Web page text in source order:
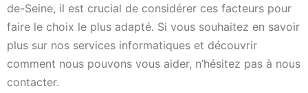
de-Seine, il est crucial de considérer ces facteurs pour
faire le choix le plus adapté. Si vous souhaitez en savoir
plus sur nos services informatiques et découvrir
comment nous pouvons vous aider, n’hésitez pas à nous
contacter.